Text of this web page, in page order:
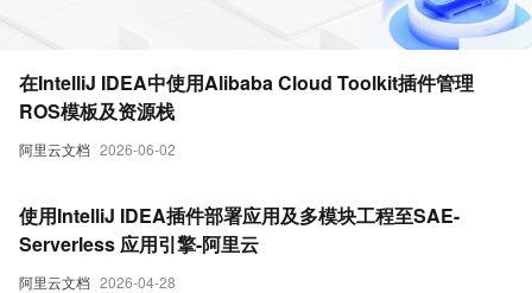
阿里云文档 2026-06-02
在IntelliJ IDEA中使用Alibaba Cloud Toolkit插件管理
ROS模板及资源栈
阿里云文档 2026-04-28
使用IntelliJ IDEA插件部署应用及多模块工程至SAE-
Serverless 应用引擎-阿里云